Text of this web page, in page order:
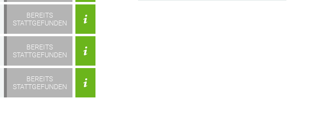
BEREITS
STATTGEFUNDEN
BEREITS
STATTGEFUNDEN
BEREITS
STATTGEFUNDEN